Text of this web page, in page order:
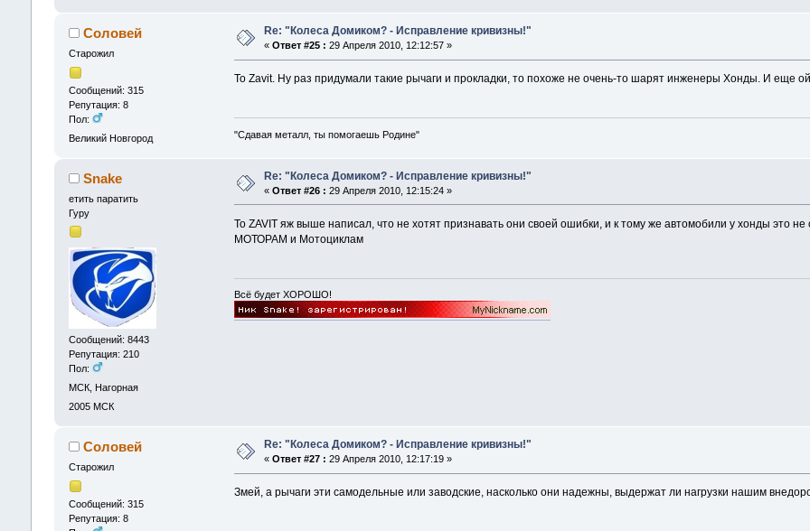
Соловей
Старожил
Сообщений: 315
Репутация: 8
Пол:
Великий Новгород
Re: "Колеса Домиком? - Исправление кривизны!"
« Ответ #25 : 29 Апреля 2010, 12:12:57 »
To Zavit. Ну раз придумали такие рычаги и прокладки, то похоже не очень-то шарят инженеры Хонды. И еще
"Сдавая металл, ты помогаешь Родине"
Snake
етить паратить
Гуру
Сообщений: 8443
Репутация: 210
Пол:
МСК, Нагорная
2005 МСК
Re: "Колеса Домиком? - Исправление кривизны!"
« Ответ #26 : 29 Апреля 2010, 12:15:24 »
То ZAVIT яж выше написал, что не хотят признавать они своей ошибки, и к тому же автомобили у хонды это
МОТОРАМ и Мотоциклам
Всё будет ХОРОШО!
Соловей
Старожил
Сообщений: 315
Репутация: 8
Re: "Колеса Домиком? - Исправление кривизны!"
« Ответ #27 : 29 Апреля 2010, 12:17:19 »
Змей, а рычаги эти самодельные или заводские, насколько они надежны, выдержат ли нагрузки нашим